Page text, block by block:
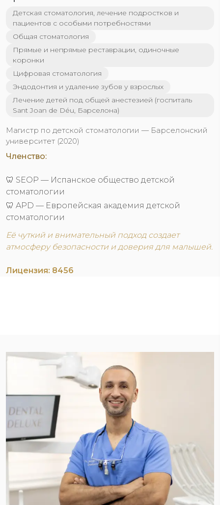
Детская стоматология, лечение подростков и
пациентов с особыми потребностями
Общая стоматология
Прямые и непрямые реставрации, одиночные
коронки
Цифровая стоматология
Эндодонтия и удаление зубов у взрослых
Лечение детей под общей анестезией (госпиталь
Sant Joan de Déu, Барселона)
Магистр по детской стоматологии — Барселонский
университет (2020)
Членство:
🦷 SEOP — Испанское общество детской
стоматологии
🦷 APD — Европейская академия детской
стоматологии
Её чуткий и внимательный подход создает
атмосферу безопасности и доверия для малышей.
Лицензия: 8456